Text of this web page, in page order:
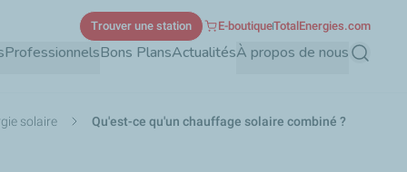
ProfessionnelsBons PlansActualitésÀ propos de nous
Trouver une station E-boutiqueTotalEnergies.com
solaire Qu'est-ce qu'un chauffage solaire combiné ?